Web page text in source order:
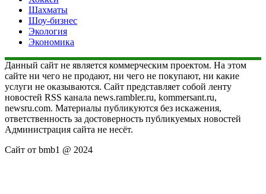
Шахматы
Шоу-бизнес
Экология
Экономика
Данный сайт не является коммерческим проектом. На этом
сайте ни чего не продают, ни чего не покупают, ни какие
услуги не оказываются. Сайт представляет собой ленту
новостей RSS канала news.rambler.ru, kommersant.ru,
newsru.com. Материалы публикуются без искажения,
ответственность за достоверность публикуемых новостей
Администрация сайта не несёт.
Сайт от bmb1 @ 2024